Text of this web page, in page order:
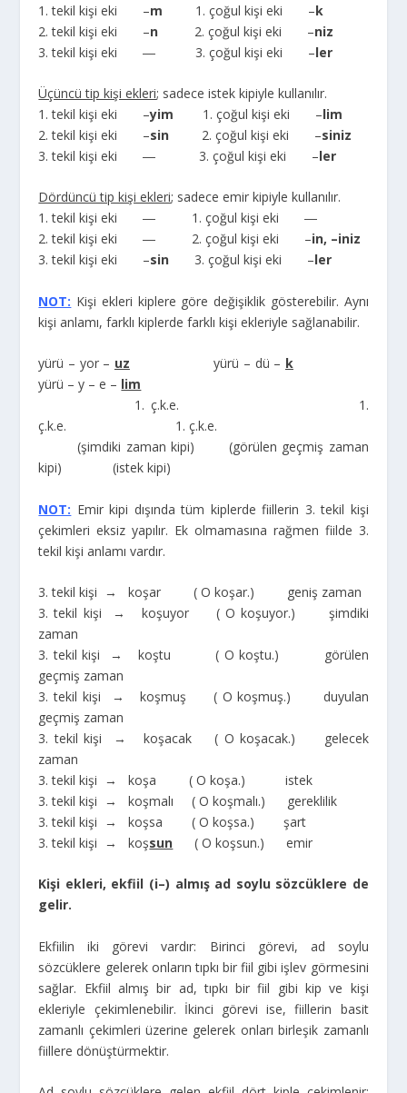
1. tekil kişi eki –m 1. çoğul kişi eki –k
2. tekil kişi eki –n 2. çoğul kişi eki –niz
3. tekil kişi eki ― 3. çoğul kişi eki –ler
Üçüncü tip kişi ekleri; sadece istek kipiyle kullanılır.
1. tekil kişi eki –yim 1. çoğul kişi eki –lim
2. tekil kişi eki –sin 2. çoğul kişi eki –siniz
3. tekil kişi eki ― 3. çoğul kişi eki –ler
Dördüncü tip kişi ekleri; sadece emir kipiyle kullanılır.
1. tekil kişi eki ― 1. çoğul kişi eki ―
2. tekil kişi eki ― 2. çoğul kişi eki –in, –iniz
3. tekil kişi eki –sin 3. çoğul kişi eki –ler
NOT: Kişi ekleri kiplere göre değişiklik gösterebilir. Aynı
kişi anlamı, farklı kiplerde farklı kişi ekleriyle sağlanabilir.
yürü – yor – uz yürü – dü – k
yürü – y – e – lim
1. ç.k.e. 1.
ç.k.e. 1. ç.k.e.
(şimdiki zaman kipi) (görülen geçmiş zaman
kipi) (istek kipi)
NOT: Emir kipi dışında tüm kiplerde fiillerin 3. tekil kişi
çekimleri eksiz yapılır. Ek olmamasına rağmen fiilde 3.
tekil kişi anlamı vardır.
3. tekil kişi → koşar ( O koşar.) geniş zaman
3. tekil kişi → koşuyor ( O koşuyor.) şimdiki
zaman
3. tekil kişi → koştu ( O koştu.) görülen
geçmiş zaman
3. tekil kişi → koşmuş ( O koşmuş.) duyulan
geçmiş zaman
3. tekil kişi → koşacak ( O koşacak.) gelecek
zaman
3. tekil kişi → koşa ( O koşa.) istek
3. tekil kişi → koşmalı ( O koşmalı.) gereklilik
3. tekil kişi → koşsa ( O koşsa.) şart
3. tekil kişi → koşsun ( O koşsun.) emir
Kişi ekleri, ekfiil (i–) almış ad soylu sözcüklere de
gelir.
Ekfiilin iki görevi vardır: Birinci görevi, ad soylu
sözcüklere gelerek onların tıpkı bir fiil gibi işlev görmesini
sağlar. Ekfiil almış bir ad, tıpkı bir fiil gibi kip ve kişi
ekleriyle çekimlenebilir. İkinci görevi ise, fiillerin basit
zamanlı çekimleri üzerine gelerek onları birleşik zamanlı
fiillere dönüştürmektir.